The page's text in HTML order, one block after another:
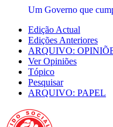
Um Governo que
Edição Actual
Edições Anteriores
ARQUIVO:
Ver Opiniões
Tópico
Pesquisar
ARQUIVO: PAPEL